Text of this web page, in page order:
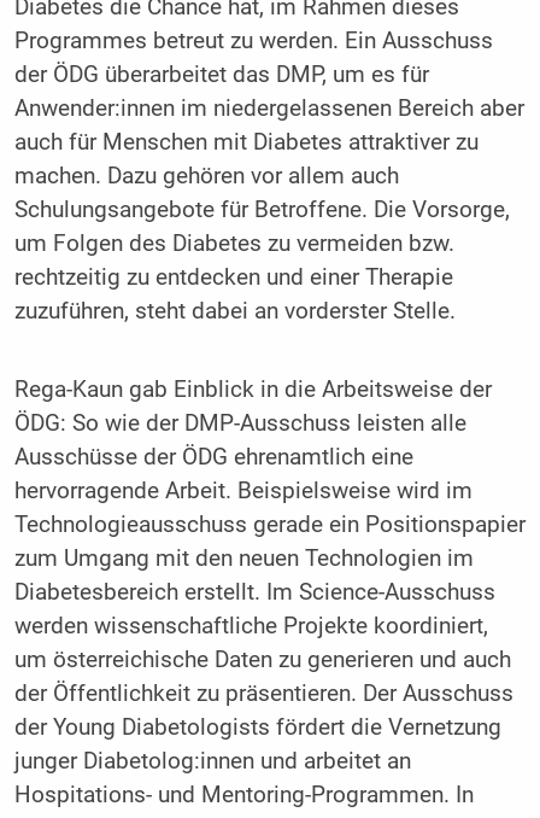
Diabetes die Chance hat, im Rahmen dieses
Programmes betreut zu werden. Ein Ausschuss
der ÖDG überarbeitet das DMP, um es für
Anwender:innen im niedergelassenen Bereich aber
auch für Menschen mit Diabetes attraktiver zu
machen. Dazu gehören vor allem auch
Schulungsangebote für Betroffene. Die Vorsorge,
um Folgen des Diabetes zu vermeiden bzw.
rechtzeitig zu entdecken und einer Therapie
zuzuführen, steht dabei an vorderster Stelle.
Rega-Kaun gab Einblick in die Arbeitsweise der
ÖDG: So wie der DMP-Ausschuss leisten alle
Ausschüsse der ÖDG ehrenamtlich eine
hervorragende Arbeit. Beispielsweise wird im
Technologieausschuss gerade ein Positionspapier
zum Umgang mit den neuen Technologien im
Diabetesbereich erstellt. Im Science-Ausschuss
werden wissenschaftliche Projekte koordiniert,
um österreichische Daten zu generieren und auch
der Öffentlichkeit zu präsentieren. Der Ausschuss
der Young Diabetologists fördert die Vernetzung
junger Diabetolog:innen und arbeitet an
Hospitations- und Mentoring-Programmen. In